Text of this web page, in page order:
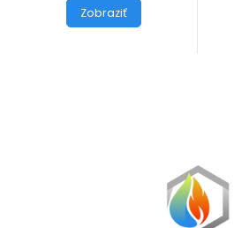
Zobraziť